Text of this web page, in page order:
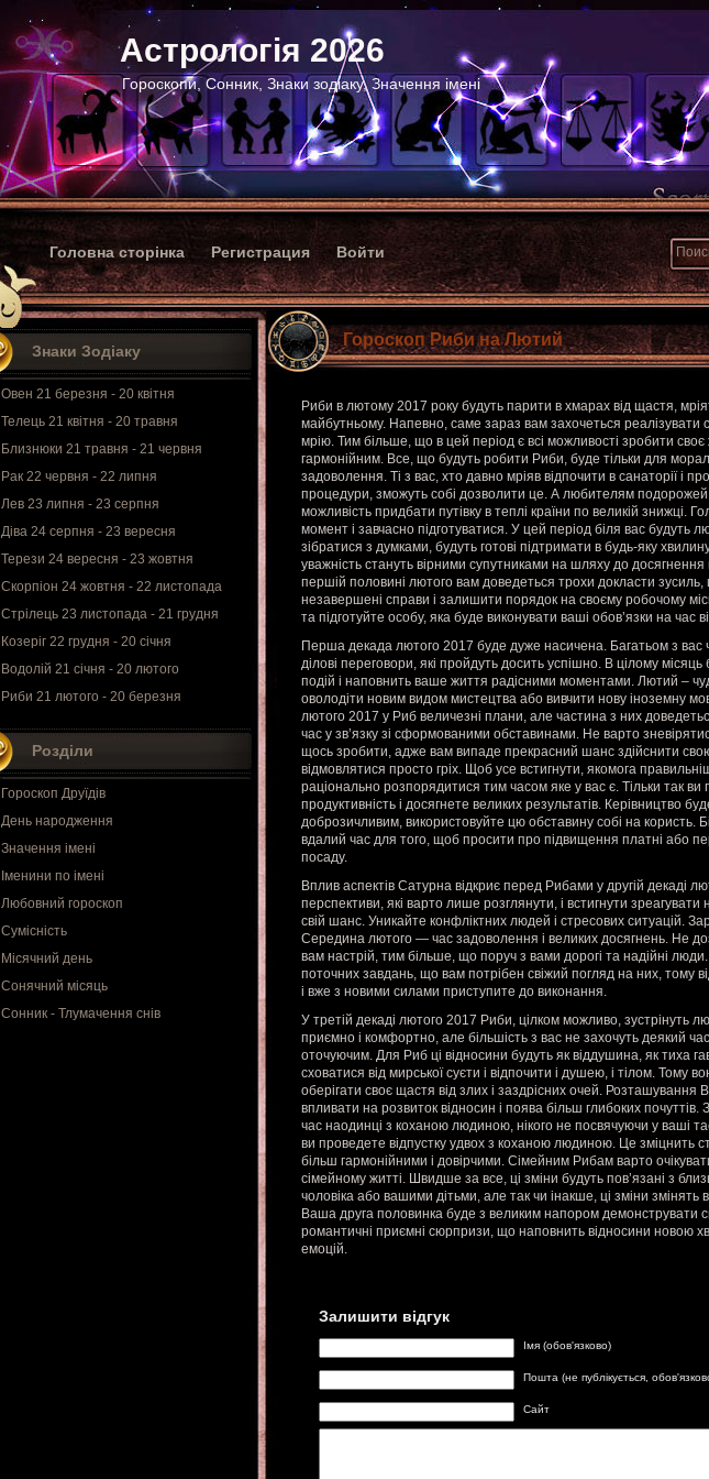
Астрологія 2026
Гороскопи, Сонник, Знаки зодіаку, Значення імені
Головна сторінка Регистрация Войти
Знаки Зодіаку
Овен 21 березня - 20 квітня
Телець 21 квітня - 20 травня
Близнюки 21 травня - 21 червня
Рак 22 червня - 22 липня
Лев 23 липня - 23 серпня
Діва 24 серпня - 23 вересня
Терези 24 вересня - 23 жовтня
Скорпіон 24 жовтня - 22 листопада
Стрілець 23 листопада - 21 грудня
Козеріг 22 грудня - 20 січня
Водолій 21 січня - 20 лютого
Риби 21 лютого - 20 березня
Розділи
Гороскоп Друїдів
День народження
Значення імені
Іменини по імені
Любовний гороскоп
Сумісність
Місячний день
Сонячний місяць
Сонник - Тлумачення снів
Гороскоп Риби на Лютий
Риби в лютому 2017 року будуть парити в хмарах від щастя,
майбутньому. Напевно, саме зараз вам захочеться реалізувати
мрію. Тим більше, що в цей період є всі можливості зробити
гармонійним. Все, що будуть робити Риби, буде тільки для
задоволення. Ті з вас, хто давно мріяв відпочити в санаторії і
процедури, зможуть собі дозволити це. А любителям
можливість придбати путівку в теплі країни по великій знижці.
момент і завчасно підготуватися. У цей період біля вас будуть
зібратися з думками, будуть готові підтримати в будь-яку
уважність стануть вірними супутниками на шляху до
першій половині лютого вам доведеться трохи докласти зусиль,
незавершені справи і залишити порядок на своєму робочому
та підготуйте особу, яка буде виконувати ваші обов’язки на час
Перша декада лютого 2017 буде дуже насичена. Багатьом з вас
ділові переговори, які пройдуть досить успішно. В цілому
подій і наповнить ваше життя радісними моментами. Лютий –
оволодіти новим видом мистецтва або вивчити нову іноземну
лютого 2017 у Риб величезні плани, але частина з них
час у зв’язку зі сформованими обставинами. Не варто
щось зробити, адже вам випаде прекрасний шанс здійснити
відмовлятися просто гріх. Щоб усе встигнути, якомога
раціонально розпорядитися тим часом яке у вас є. Тільки так
продуктивність і досягнете великих результатів. Керівництво
доброзичливим, використовуйте цю обставину собі на користь.
вдалий час для того, щоб просити про підвищення платні або
посаду.
Вплив аспектів Сатурна відкриє перед Рибами у другій декаді
перспективи, які варто лише розглянути, і встигнути
свій шанс. Уникайте конфліктних людей і стресових ситуацій.
Середина лютого — час задоволення і великих досягнень. Не
вам настрій, тим більше, що поруч з вами дорогі та надійні
поточних завдань, що вам потрібен свіжий погляд на них, тому
і вже з новими силами приступите до виконання.
У третій декаді лютого 2017 Риби, цілком можливо, зустрінуть
приємно і комфортно, але більшість з вас не захочуть деякий
оточуючим. Для Риб ці відносини будуть як віддушина, як тиха
сховатися від мирської суєти і відпочити і душею, і тілом. Тому
оберігати своє щастя від злих і заздрісних очей.
впливати на розвиток відносин і поява більш глибоких почуттів.
час наодинці з коханою людиною, нікого не посвячуючи у ваші
ви проведете відпустку удвох з коханою людиною. Це зміцнить
більш гармонійними і довірчими. Сімейним Рибам варто
сімейному житті. Швидше за все, ці зміни будуть пов’язані з
чоловіка або вашими дітьми, але так чи інакше, ці зміни
Ваша друга половинка буде з великим напором демонструвати
романтичні приємні сюрпризи, що наповнить відносини новою
емоцій.
Залишити відгук
Імя (обов'язково)
Пошта (не публікується,
Сайт